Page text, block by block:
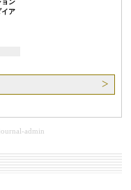
ョン
イア
admin